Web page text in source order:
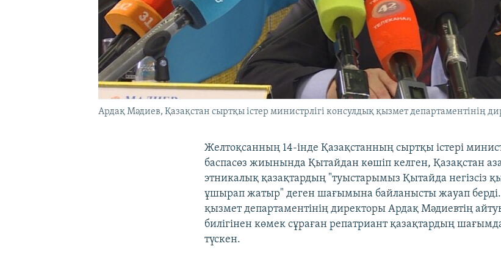
Ардақ Мәдиев, Қазақстан сыртқы істер министрлігі консулдық қызмет департаментінің
Желтоқсанның 14-інде Қазақстанның сыртқы істері
баспасөз жиынында Қытайдан көшіп келген, Қазақстан
этникалық қазақтардың "туыстарымыз Қытайда негізсіз
ұшырап жатыр" деген шағымына байланысты жауап
қызмет департаментінің директоры Ардақ Мәдиевтің
билігінен көмек сұраған репатриант қазақтардың
түскен.